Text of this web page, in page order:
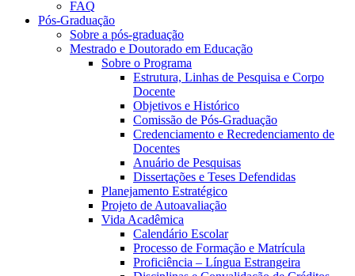
FAQ
Pós-Graduação
Sobre a pós-graduação
Mestrado e Doutorado em Educação
Sobre o Programa
Estrutura, Linhas de Pesquisa e Corpo
Docente
Objetivos e Histórico
Comissão de Pós-Graduação
Credenciamento e Recredenciamento de
Docentes
Anuário de Pesquisas
Dissertações e Teses Defendidas
Planejamento Estratégico
Projeto de Autoavaliação
Vida Acadêmica
Calendário Escolar
Processo de Formação e Matrícula
Proficiência – Língua Estrangeira